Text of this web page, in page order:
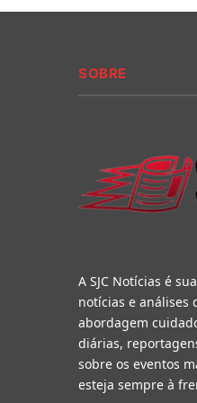
SOBRE
A SJC Notícias é
notícias e análises
abordagem
diárias,
sobre os eventos
esteja sempre à